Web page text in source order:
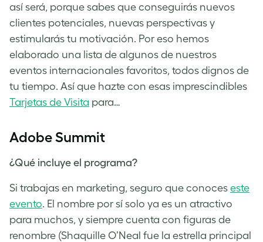
así será, porque sabes que conseguirás nuevos
clientes potenciales, nuevas perspectivas y
estimularás tu motivación. Por eso hemos
elaborado una lista de algunos de nuestros
eventos internacionales favoritos, todos dignos de
tu tiempo. Así que hazte con esas imprescindibles
Tarjetas de Visita para…
Adobe Summit
¿Qué incluye el programa?
Si trabajas en marketing, seguro que conoces este
evento. El nombre por sí solo ya es un atractivo
para muchos, y siempre cuenta con figuras de
renombre (Shaquille O’Neal fue la estrella principal